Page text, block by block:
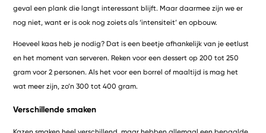
geval een plank die langt interessant blijft. Maar daarmee zijn we er
nog niet, want er is ook nog zoiets als ‘intensiteit’ en opbouw.
Hoeveel kaas heb je nodig? Dat is een beetje afhankelijk van je eetlust
en het moment van serveren. Reken voor een dessert op 200 tot 250
gram voor 2 personen. Als het voor een borrel of maaltijd is mag het
wat meer zijn, zo’n 300 tot 400 gram.
Verschillende smaken